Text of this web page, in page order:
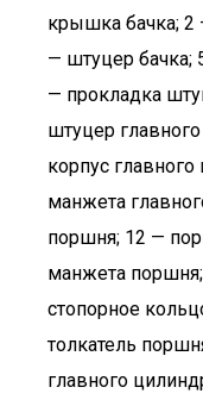
крышка бачка; 2
— штуцер бачка;
— прокладка
штуцер
корпус
манжета
поршня; 12 —
манжета
стопорное
толкатель
главного